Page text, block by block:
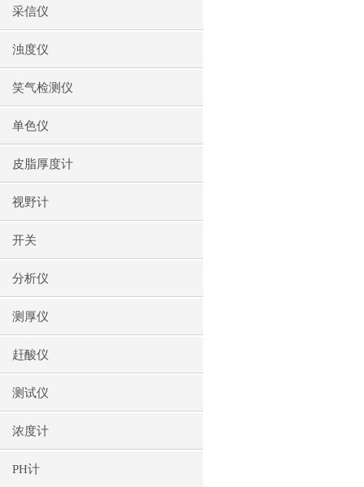
采信仪
浊度仪
笑气检测仪
单色仪
皮脂厚度计
视野计
开关
分析仪
测厚仪
赶酸仪
测试仪
浓度计
PH计